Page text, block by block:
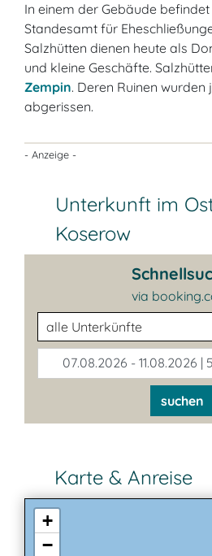
In einem der Gebäude befindet
Standesamt für
Salzhütten dienen heute als
und kleine Geschäfte.
Zempin. Deren Ruinen wurden
abgerissen.
- Anzeige -
Unterkunft im
Koserow
via
Unterkunftsart
07.08.2026 - 11.08.2026 |
suchen
Karte & Anreise
+
−